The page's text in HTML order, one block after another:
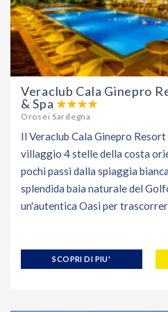
Veraclub Cala Ginepro
& Spa
Orosei Sardegna
Il Veraclub Cala Ginepro
villaggio 4 stelle della costa
pochi passi dalla spiaggia
splendida baia naturale del
un'autentica Oasi per
SCOPRI DI PIU'